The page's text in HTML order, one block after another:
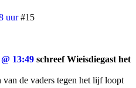
uur #15
13:49 schreef Wieisdiegast het
de vaders tegen het lijf loopt